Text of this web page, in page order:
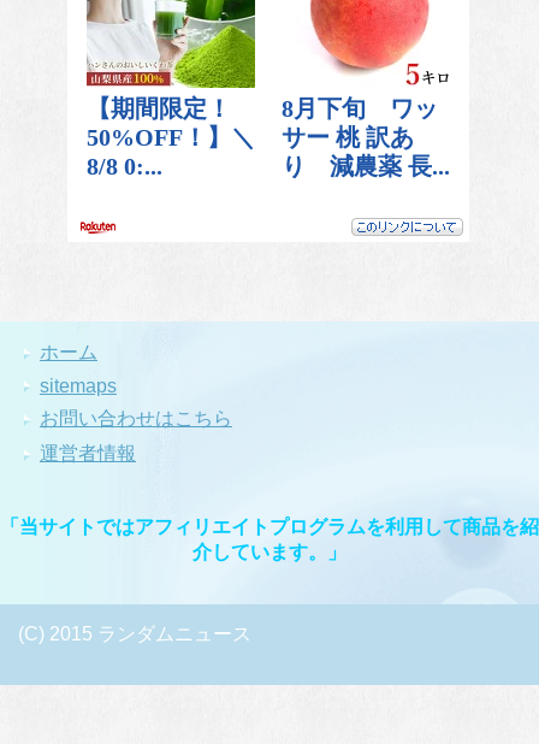
ホーム
sitemaps
お問い合わせはこちら
運営者情報
「当サイトではアフィリエイトプログラムを利用して商品を紹
介しています。」
(C) 2015 ランダムニュース